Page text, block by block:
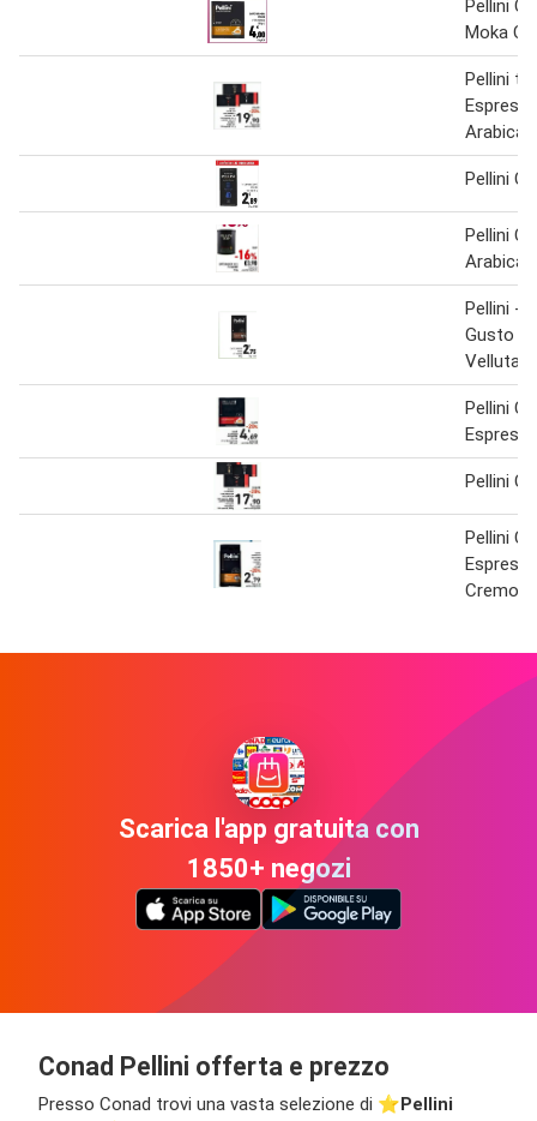
Pellini
Moka
Pellini
Arabica
Pellini
Pellini
Arabica
Pellini -
Gusto
Vellutato
Pellini
Pellini
Pellini
Scarica l'app gratuita con
1850+ negozi
Conad Pellini offerta e prezzo
Presso Conad trovi una vasta selezione di ⭐️Pellini